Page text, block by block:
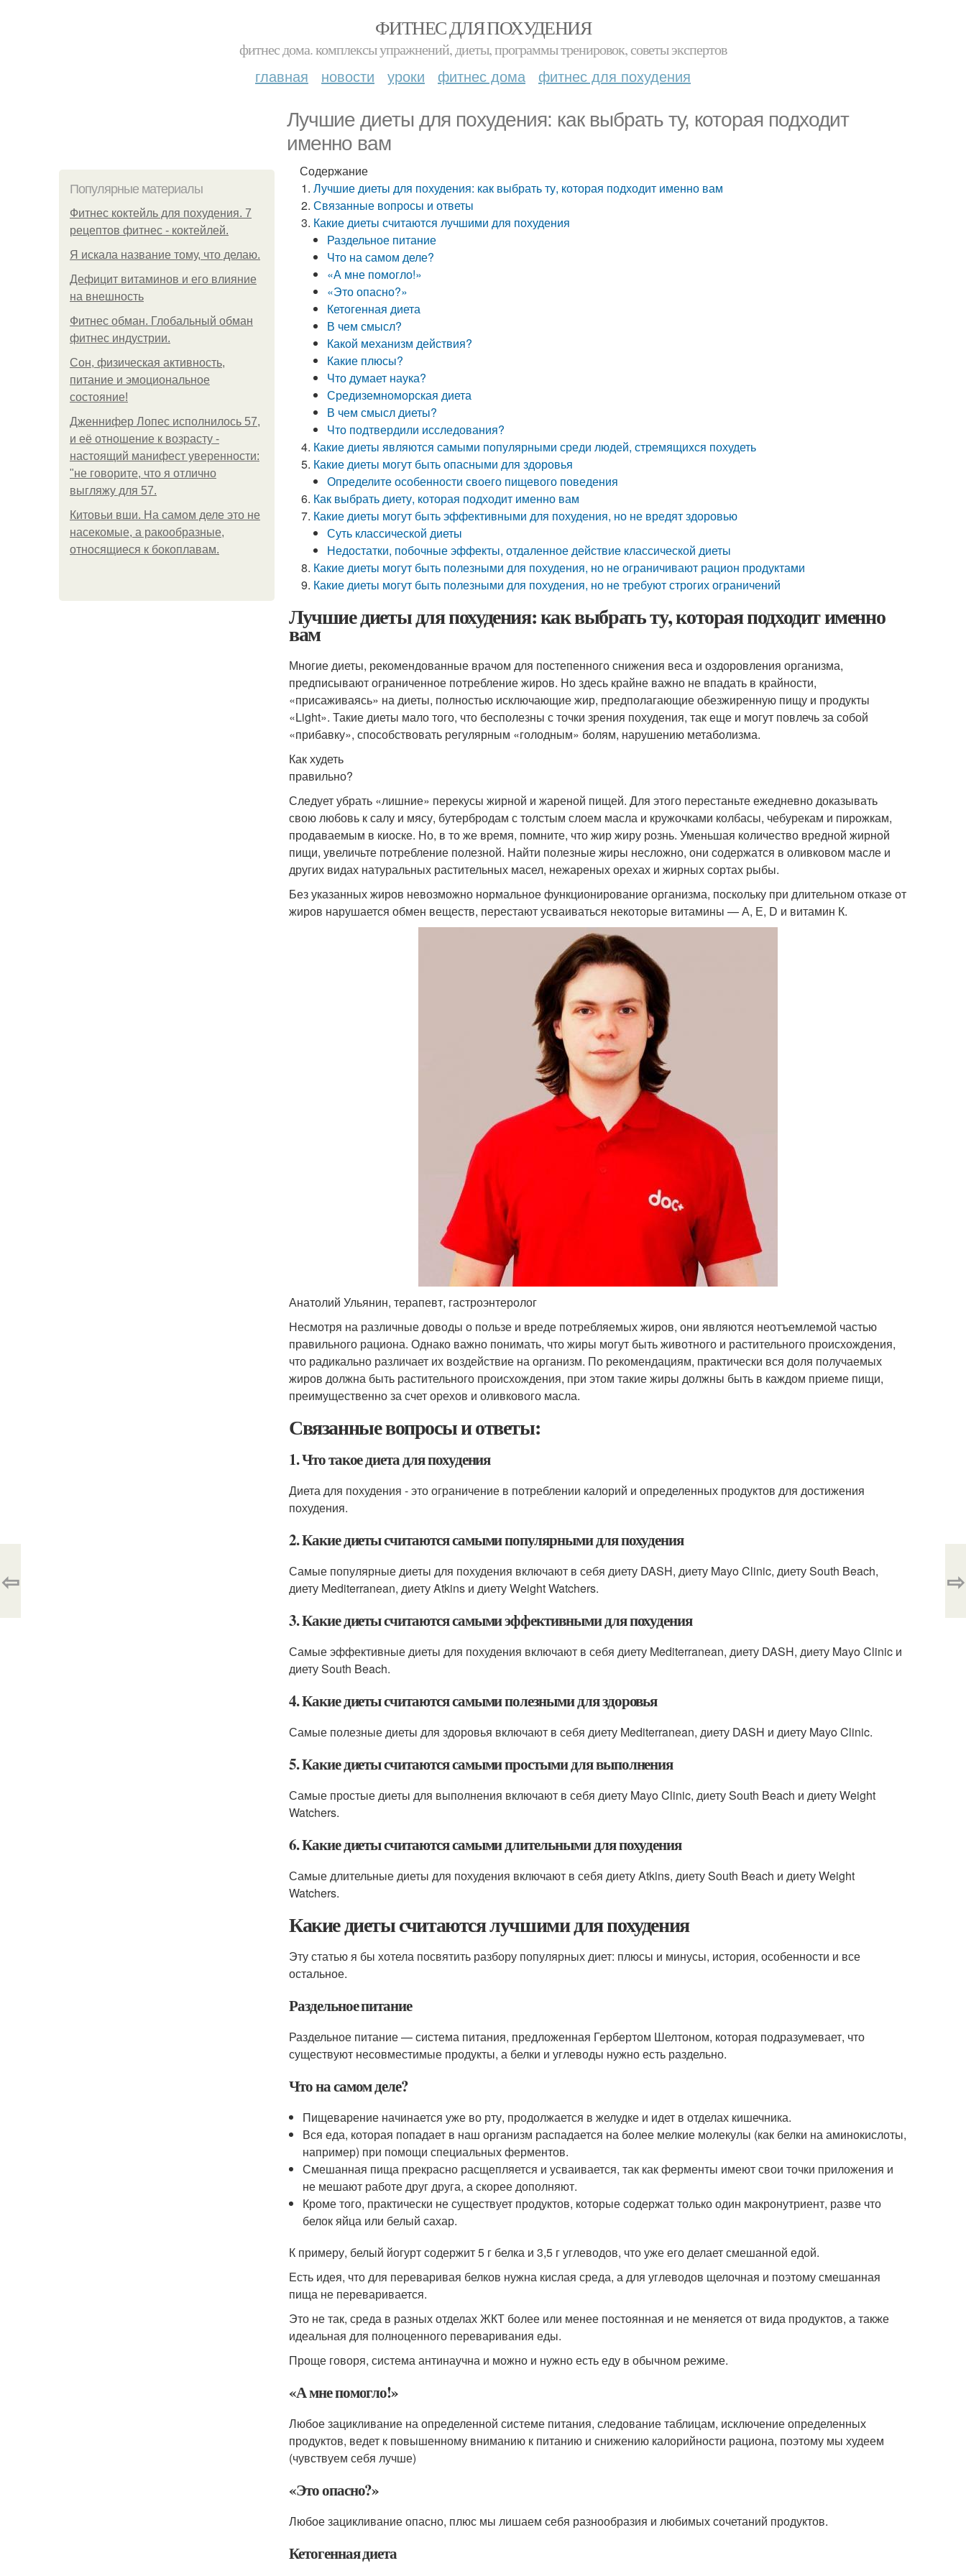
ФИТНЕС ДЛЯ ПОХУДЕНИЯ
фитнес дома. комплексы упражнений, диеты, программы тренировок, советы экспертов
главная новости уроки фитнес дома фитнес для похудения
Лучшие диеты для похудения: как выбрать ту, которая подходит
именно вам
Популярные материалы
Фитнес коктейль для похудения. 7
рецептов фитнес - коктейлей.
Я искала название тому, что делаю.
Дефицит витаминов и его влияние
на внешность
Фитнес обман. Глобальный обман
фитнес индустрии.
Сон, физическая активность,
питание и эмоциональное
состояние!
Дженнифер Лопес исполнилось 57,
и её отношение к возрасту -
настоящий манифест уверенности:
"не говорите, что я отлично
выгляжу для 57.
Китовьи вши. На самом деле это не
насекомые, а ракообразные,
относящиеся к бокоплавам.
Содержание
Лучшие диеты для похудения: как выбрать ту, которая подходит именно вам
Связанные вопросы и ответы
Какие диеты считаются лучшими для похудения
Раздельное питание
Что на самом деле?
«А мне помогло!»
«Это опасно?»
Кетогенная диета
В чем смысл?
Какой механизм действия?
Какие плюсы?
Что думает наука?
Средиземноморская диета
В чем смысл диеты?
Что подтвердили исследования?
Какие диеты являются самыми популярными среди людей, стремящихся похудеть
Какие диеты могут быть опасными для здоровья
Определите особенности своего пищевого поведения
Как выбрать диету, которая подходит именно вам
Какие диеты могут быть эффективными для похудения, но не вредят здоровью
Суть классической диеты
Недостатки, побочные эффекты, отдаленное действие классической диеты
Какие диеты могут быть полезными для похудения, но не ограничивают рацион продуктами
Какие диеты могут быть полезными для похудения, но не требуют строгих ограничений
Лучшие диеты для похудения: как выбрать ту, которая подходит именно
вам
Многие диеты, рекомендованные врачом для постепенного снижения веса и оздоровления организма,
предписывают ограниченное потребление жиров. Но здесь крайне важно не впадать в крайности,
«присаживаясь» на диеты, полностью исключающие жир, предполагающие обезжиренную пищу и продукты
«Light». Такие диеты мало того, что бесполезны с точки зрения похудения, так еще и могут повлечь за собой
«прибавку», способствовать регулярным «голодным» болям, нарушению метаболизма.
Как худеть
правильно?
Следует убрать «лишние» перекусы жирной и жареной пищей. Для этого перестаньте ежедневно доказывать
свою любовь к салу и мясу, бутербродам с толстым слоем масла и кружочками колбасы, чебурекам и пирожкам,
продаваемым в киоске. Но, в то же время, помните, что жир жиру рознь. Уменьшая количество вредной жирной
пищи, увеличьте потребление полезной. Найти полезные жиры несложно, они содержатся в оливковом масле и
других видах натуральных растительных масел, нежареных орехах и жирных сортах рыбы.
Без указанных жиров невозможно нормальное функционирование организма, поскольку при длительном отказе от
жиров нарушается обмен веществ, перестают усваиваться некоторые витамины — А, Е, D и витамин К.
Анатолий Ульянин, терапевт, гастроэнтеролог
Несмотря на различные доводы о пользе и вреде потребляемых жиров, они являются неотъемлемой частью
правильного рациона. Однако важно понимать, что жиры могут быть животного и растительного происхождения,
что радикально различает их воздействие на организм. По рекомендациям, практически вся доля получаемых
жиров должна быть растительного происхождения, при этом такие жиры должны быть в каждом приеме пищи,
преимущественно за счет орехов и оливкового масла.
Связанные вопросы и ответы:
1. Что такое диета для похудения
Диета для похудения - это ограничение в потреблении калорий и определенных продуктов для достижения
похудения.
2. Какие диеты считаются самыми популярными для похудения
Самые популярные диеты для похудения включают в себя диету DASH, диету Mayo Clinic, диету South Beach,
диету Mediterranean, диету Atkins и диету Weight Watchers.
3. Какие диеты считаются самыми эффективными для похудения
Самые эффективные диеты для похудения включают в себя диету Mediterranean, диету DASH, диету Mayo Clinic и
диету South Beach.
4. Какие диеты считаются самыми полезными для здоровья
Самые полезные диеты для здоровья включают в себя диету Mediterranean, диету DASH и диету Mayo Clinic.
5. Какие диеты считаются самыми простыми для выполнения
Самые простые диеты для выполнения включают в себя диету Mayo Clinic, диету South Beach и диету Weight
Watchers.
6. Какие диеты считаются самыми длительными для похудения
Самые длительные диеты для похудения включают в себя диету Atkins, диету South Beach и диету Weight
Watchers.
Какие диеты считаются лучшими для похудения
Эту статью я бы хотела посвятить разбору популярных диет: плюсы и минусы, история, особенности и все
остальное.
Раздельное питание
Раздельное питание — система питания, предложенная Гербертом Шелтоном, которая подразумевает, что
существуют несовместимые продукты, а белки и углеводы нужно есть раздельно.
Что на самом деле?
Пищеварение начинается уже во рту, продолжается в желудке и идет в отделах кишечника.
Вся еда, которая попадает в наш организм распадается на более мелкие молекулы (как белки на аминокислоты,
например) при помощи специальных ферментов.
Смешанная пища прекрасно расщепляется и усваивается, так как ферменты имеют свои точки приложения и
не мешают работе друг друга, а скорее дополняют.
Кроме того, практически не существует продуктов, которые содержат только один макронутриент, разве что
белок яйца или белый сахар.
К примеру, белый йогурт содержит 5 г белка и 3,5 г углеводов, что уже его делает смешанной едой.
Есть идея, что для переваривая белков нужна кислая среда, а для углеводов щелочная и поэтому смешанная
пища не переваривается.
Это не так, среда в разных отделах ЖКТ более или менее постоянная и не меняется от вида продуктов, а также
идеальная для полноценного переваривания еды.
Проще говоря, система антинаучна и можно и нужно есть еду в обычном режиме.
«А мне помогло!»
Любое зацикливание на определенной системе питания, следование таблицам, исключение определенных
продуктов, ведет к повышенному вниманию к питанию и снижению калорийности рациона, поэтому мы худеем
(чувствуем себя лучше)
«Это опасно?»
Любое зацикливание опасно, плюс мы лишаем себя разнообразия и любимых сочетаний продуктов.
Кетогенная диета
⇦ ⇨